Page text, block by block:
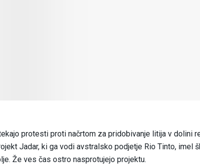
protesti proti načrtom za pridobivanje litija v dolini
Jadar, ki ga vodi avstralsko podjetje Rio Tinto, imel
Že ves čas ostro nasprotujejo projektu.